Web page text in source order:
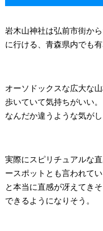
岩木山神社は弘前市街か
に行ける、青森県内でも
オーソドックスな広大な
歩いていて気持ちがいい
なんだか違うような気がし
実際にスピリチュアルな
ースポットとも言われて
と本当に直感が冴えてき
できるようになりそう。